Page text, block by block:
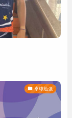
卓球勉強